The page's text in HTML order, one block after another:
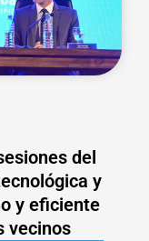
del
y
y eficiente
vecinos